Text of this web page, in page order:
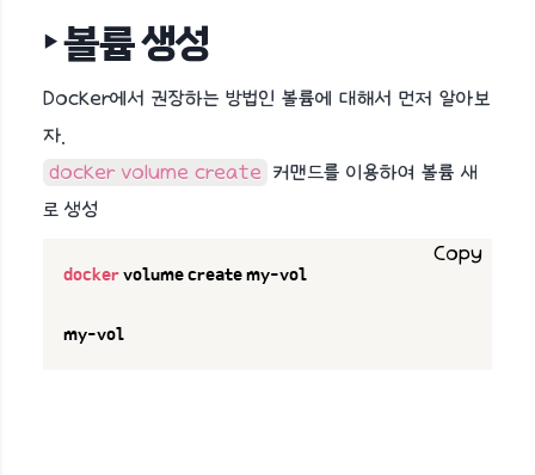
‣ 볼륨 생성
Docker에서 권장하는 방법인 볼륨에 대해서 먼저 알아보
자.
docker volume create 커맨드를 이용하여 볼륨 새
로 생성
docker volume create my-vol
my-vol
Copy